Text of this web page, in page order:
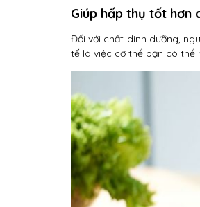
Giúp hấp thụ tốt hơn
Đối với chất dinh dưỡng,
tế là việc cơ thể bạn có thể